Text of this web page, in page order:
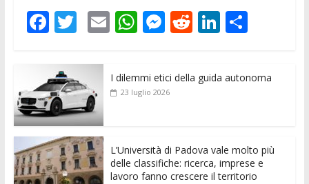
F
e
b
o
o
k
T
itt
er
E
ai
l
W
s
p
M
ss
e
er
R
di
Li
e
C
di
I dilemmi etici della guida autonoma
23 luglio 2026
L’Università di Padova vale molto più
delle classifiche: ricerca, imprese e
lavoro fanno crescere il territorio